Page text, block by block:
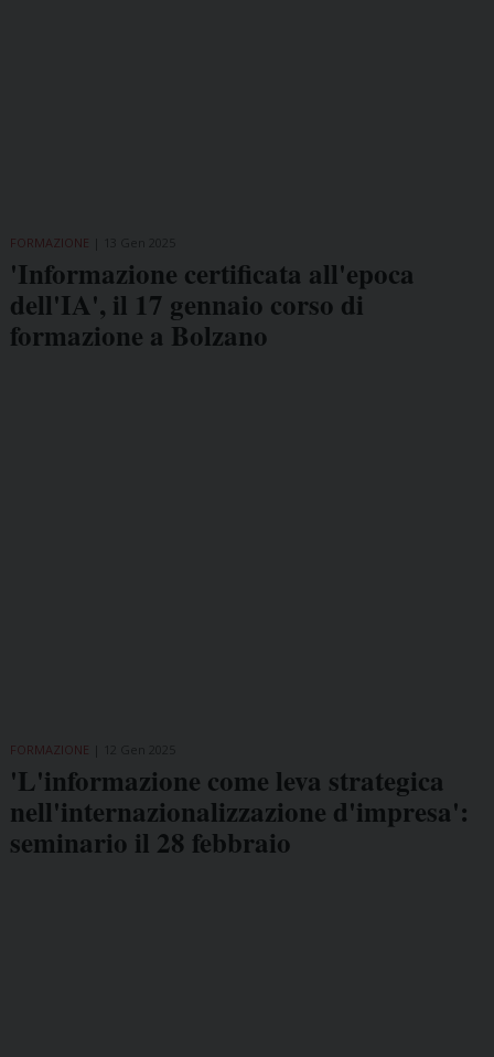
FORMAZIONE
'Informazione certificata all'epoca
dell'IA', il 17 gennaio corso di
formazione a Bolzano
FORMAZIONE
'L'informazione come leva strategica
nell'internazionalizzazione d'impresa':
seminario il 28 febbraio